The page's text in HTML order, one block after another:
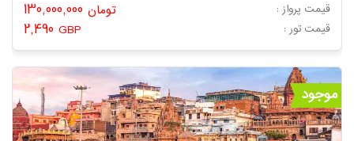
تومان قیمت پرواز :
2,490 GBP : قیمت تور
موجود